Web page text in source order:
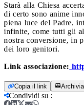
Starà alla Chiesa
di certo sono anime
piena luce del Padre,
infinite, come tutti gli
nostra conversione, in
dei loro genitori.
Link associazione:
Copia il link
Condividi su :